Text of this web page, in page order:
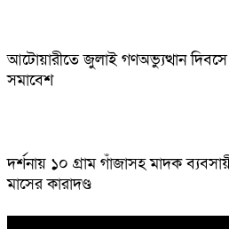
আটোয়ারীতে জুলাই গণঅভ্যুত্থান
সমাবেশ
দর্শনায় ১০ গ্রাম গাঁজাসহ মাদক
মাসের কারাদণ্ড